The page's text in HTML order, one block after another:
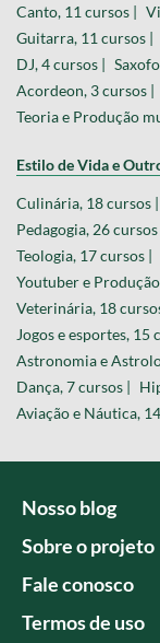
Canto, 11 cursos |
Guitarra, 11 cursos |
DJ, 4 cursos |
Acordeon, 3 cursos |
Teoria e Produção
Estilo de Vida e
Culinária, 18 cursos |
Pedagogia, 26 cursos
Teologia, 17 cursos |
Youtuber e
Veterinária, 18
Jogos e esportes, 15
Astronomia e
Dança, 7 cursos |
Aviação e Náutica,
Nosso blog
Sobre o projeto
Fale conosco
Termos de uso